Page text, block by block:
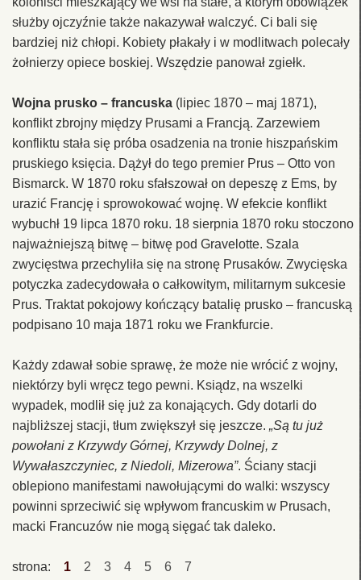
służby ojczyźnie także nakazywał walczyć. Ci bali się
bardziej niż chłopi. Kobiety płakały i w modlitwach polecały
żołnierzy opiece boskiej. Wszędzie panował zgiełk.
Wojna prusko – francuska (lipiec 1870 – maj 1871),
konflikt zbrojny między Prusami a Francją. Zarzewiem
konfliktu stała się próba osadzenia na tronie hiszpańskim
pruskiego księcia. Dążył do tego premier Prus – Otto von
Bismarck. W 1870 roku sfałszował on depeszę z Ems, by
urazić Francję i sprowokować wojnę. W efekcie konflikt
wybuchł 19 lipca 1870 roku. 18 sierpnia 1870 roku stoczono
najważniejszą bitwę – bitwę pod Gravelotte. Szala
zwycięstwa przechyliła się na stronę Prusaków. Zwycięska
potyczka zadecydowała o całkowitym, militarnym sukcesie
Prus. Traktat pokojowy kończący batalię prusko – francuską
podpisano 10 maja 1871 roku we Frankfurcie.
Każdy zdawał sobie sprawę, że może nie wrócić z wojny,
niektórzy byli wręcz tego pewni. Ksiądz, na wszelki
wypadek, modlił się już za konających. Gdy dotarli do
najbliższej stacji, tłum zwiększył się jeszcze. „Są tu już
powołani z Krzywdy Górnej, Krzywdy Dolnej, z
Wywałaszczyniec, z Niedoli, Mizerowa”. Ściany stacji
oblepiono manifestami nawołującymi do walki: wszyscy
powinni sprzeciwić się wpływom francuskim w Prusach,
macki Francuzów nie mogą sięgać tak daleko.
strona: 1 2 3 4 5 6 7